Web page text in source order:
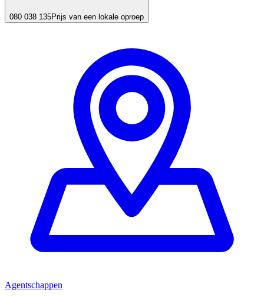
080 038 135Prijs van een lokale oproep
Agentschappen